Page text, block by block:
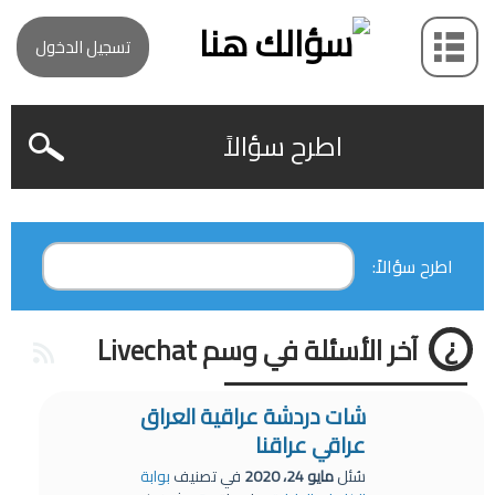
تسجيل الدخول
اطرح سؤالاً
اطرح سؤالاً:
آخر الأسئلة في وسم Livechat
شات دردشة عراقية العراق
عراقي عراقنا
سُئلمايو 24، 2020 في تصنيفبوابة